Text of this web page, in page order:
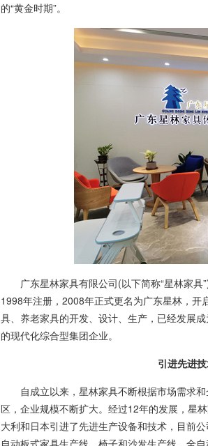
的“黄金时期”。
广东星林家具有限公司(以下简称“星林家具
1998年注册，2008年正式更名为广东星林，
具、养老家具的开发、设计、生产，已经发展
的现代化综合型集团企业。
引进先进技
自成立以来，星林家具不断根据市场需求和
区，企业规模不断扩大。经过12年的发展，星
大利和日本引进了先进生产设备和技术，目前
自动板式家具生产线，椅子和沙发生产线，全